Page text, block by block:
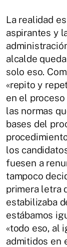
La realidad
aspirantes y
alcalde
solo eso.
«repito y
en el
las normas
bases del
los
fuesen a
tampoco
primera letra
estabilizaba
estábamos
«todo eso, al
admitidos en